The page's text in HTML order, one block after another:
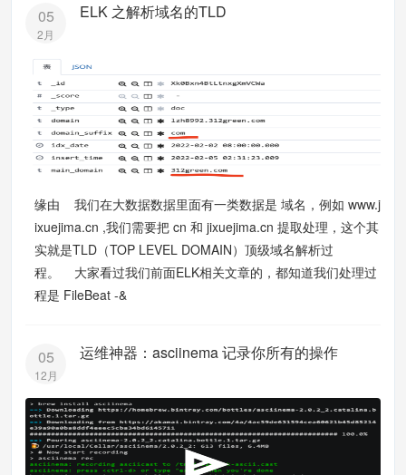
05
2月
ELK 之解析域名的TLD
缘由 我们在大数据数据里面有一类数据是 域名，例如 www.j
ixuejima.cn ,我们需要把 cn 和 jixuejima.cn 提取处理，这个其
实就是TLD（TOP LEVEL DOMAIN）顶级域名解析过
程。 大家看过我们前面ELK相关文章的，都知道我们处理过
程是 FileBeat -&
05
12月
运维神器：asciinema 记录你所有的操作